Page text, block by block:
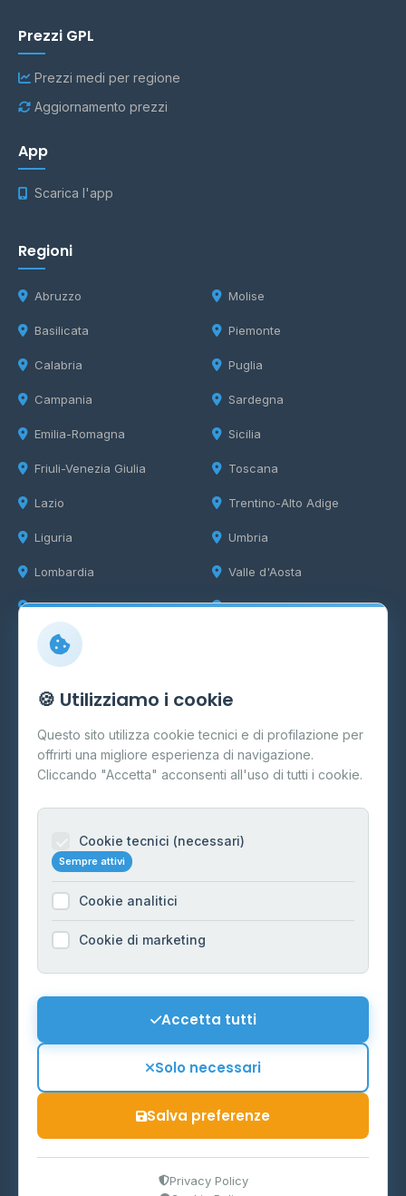
Prezzi GPL
Prezzi medi per regione
Aggiornamento prezzi
App
Scarica l'app
Regioni
Abruzzo
Basilicata
Calabria
Campania
Emilia-Romagna
Friuli-Venezia Giulia
Lazio
Liguria
Lombardia
Marche
Molise
Piemonte
Puglia
Sardegna
Sicilia
Toscana
Trentino-Alto Adige
Umbria
Valle d'Aosta
Veneto
Info
Cos'è il GPL
FAQ
Contatti
Informazioni legali
Cookie Policy
Preferenze Cookie
Mappa del sito
P.IVA 03859300364
🍪 Utilizziamo i cookie
Questo sito utilizza cookie tecnici e di profilazione per
offrirti una migliore esperienza di navigazione.
Cliccando "Accetta" acconsenti all'uso di tutti i cookie.
Cookie tecnici (necessari)
Sempre attivi
Cookie analitici
Cookie di marketing
Accetta tutti
Solo necessari
Salva preferenze
Privacy Policy